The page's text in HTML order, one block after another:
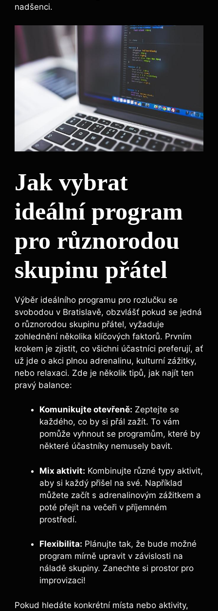
nadšenci.
Jak vybrat
ideální program
pro různorodou
skupinu přátel
Výběr ideálního programu pro rozlučku se
svobodou v Bratislavě, obzvlášť pokud se jedná
o různorodou skupinu přátel, vyžaduje
zohlednění několika klíčových faktorů. Prvním
krokem je zjistit, co všichni účastníci preferují, ať
už jde o akci plnou adrenalinu, kulturní zážitky,
nebo relaxaci. Zde je několik tipů, jak najít ten
pravý balance:
Komunikujte otevřeně: Zeptejte se
každého, co by si přál zažít. To vám
pomůže vyhnout se programům, které by
některé účastníky nemusely bavit.
Mix aktivit: Kombinujte různé typy aktivit,
aby si každý přišel na své. Například
můžete začít s adrenalinovým zážitkem a
poté přejít na večeři v příjemném
prostředí.
Flexibilita: Plánujte tak, že bude možné
program mírně upravit v závislosti na
náladě skupiny. Zanechte si prostor pro
improvizaci!
Pokud hledáte konkrétní místa nebo aktivity,